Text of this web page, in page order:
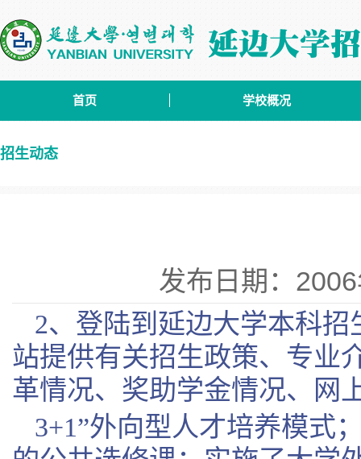
首页 学校概况
招生动态
发布日期：
2、登陆到延边大学本科
站提供有关招生政策、专业
革情况、奖助学金情况、网
3+1”外向型人才培养模式